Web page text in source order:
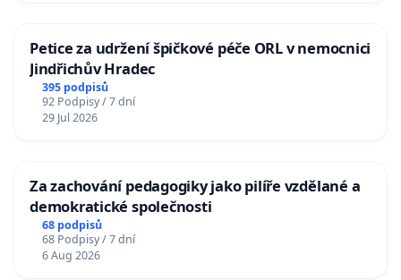
Petice za udržení špičkové péče ORL v nemocnici
Jindřichův Hradec
395 podpisů
92 Podpisy / 7 dní
29 Jul 2026
Za zachování pedagogiky jako pilíře vzdělané a
demokratické společnosti
68 podpisů
68 Podpisy / 7 dní
6 Aug 2026